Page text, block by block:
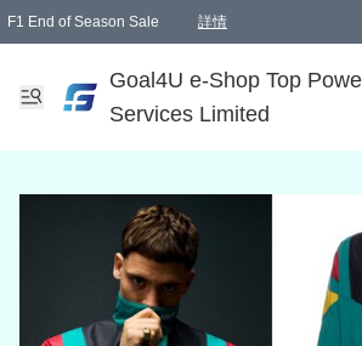
F1 End of Season Sale 詳情
Goal4U e-Shop Top
Services Limited